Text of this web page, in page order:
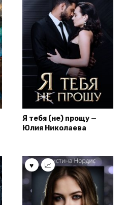
Я тебя (не) прощу —
Юлия Николаева